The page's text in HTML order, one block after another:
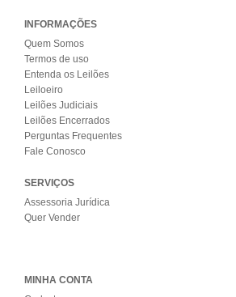
INFORMAÇÕES
Quem Somos
Termos de uso
Entenda os Leilões
Leiloeiro
Leilões Judiciais
Leilões Encerrados
Perguntas Frequentes
Fale Conosco
SERVIÇOS
Assessoria Jurídica
Quer Vender
MINHA CONTA